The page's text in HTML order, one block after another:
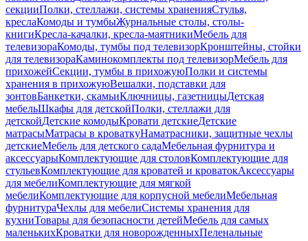
секцииПолки, стеллажи, системы храненияСтулья,
креслаКомоды и тумбыЖурнальные столы, столы-
книгиКресла-качалки, кресла-маятникиМебель для
телевизораКомоды, тумбы под телевизорКронштейны, стойки
для телевизораКаминокомплекты под телевизорМебель для
прихожейСекции, тумбы в прихожуюПолки и системы
хранения в прихожуюВешалки, подставки для
зонтовБанкетки, скамьиКлючницы, газетницыДетская
мебельШкафы для детскойПолки, стеллажи для
детскойДетские комодыКровати детскиеДетские
матрасыМатрасы в кроваткуНаматрасники, защитные чехлы
детскиеМебель для детского садаМебельная фурнитура и
аксессуарыКомплектующие для столовКомплектующие для
стульевКомплектующие для кроватей и кроватокАксессуары
для мебелиКомплектующие для мягкой
мебелиКомплектующие для корпусной мебелиМебельная
фурнитураЧехлы для мебелиСистемы хранения для
кухниТовары для безопасности детейМебель для самых
маленькихКроватки для новорожденныхПеленальные